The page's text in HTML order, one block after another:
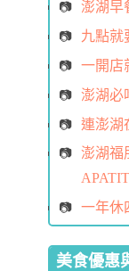
澎湖早
九點就
一開店
澎湖必
連澎湖
澎湖福
一年休
美食優惠